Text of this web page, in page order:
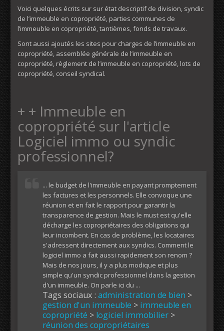
Voici quelques écrits sur sur état descriptif de division, syndic
de l’immeuble en copropriété, parties communes de
l’immeuble en copropriété, tantièmes, fonds de travaux.
Sont aussi ajoutés les sites pour charges de l’immeuble en
copropriété, assemblée générale de l’immeuble en
copropriété, règlement de l’immeuble en copropriété, lots de
copropriété, conseil syndical.
+ + Immeuble en
copropriété sur l'article
Logiciel immo ou syndic
professionnel?
... le budget de l'immeuble en payant promptement
les factures et les personnels. Elle convoque une
réunion et en fait le rapport pour garantir la
transparence de gestion. Mais le must est qu'elle
décharge les copropriétaires des obligations qui
leur incombent. En cas de problème, les locataires
s'adressent directement aux syndics. Comment le
logiciel immo a fait aussi rapidement son renom ?
Mais de nos jours, il y a plus modique et plus
simple qu'un syndic professionnel dans la gestion
d'un immeuble. On parle ici du ...
Tags sociaux : administration de bien >
gestion d'un immeuble > immeuble en
copropriété > logiciel immobilier >
réunion des copropriétaires